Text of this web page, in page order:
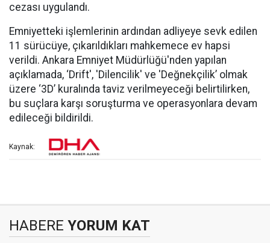
cezası uygulandı.
Emniyetteki işlemlerinin ardından adliyeye sevk edilen
11 sürücüye, çıkarıldıkları mahkemece ev hapsi
verildi. Ankara Emniyet Müdürlüğü'nden yapılan
açıklamada, ‘Drift', 'Dilencilik' ve 'Değnekçilik’ olmak
üzere ‘3D’ kuralında taviz verilmeyeceği belirtilirken,
bu suçlara karşı soruşturma ve operasyonlara devam
edileceği bildirildi.
Kaynak:
HABERE YORUM KAT